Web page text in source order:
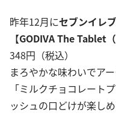
昨年12月にセブンイレ
【GODIVA The Tablet
348円（税込）
まろやかな味わいでア
「ミルクチョコレート
ッシュの口どけが楽し